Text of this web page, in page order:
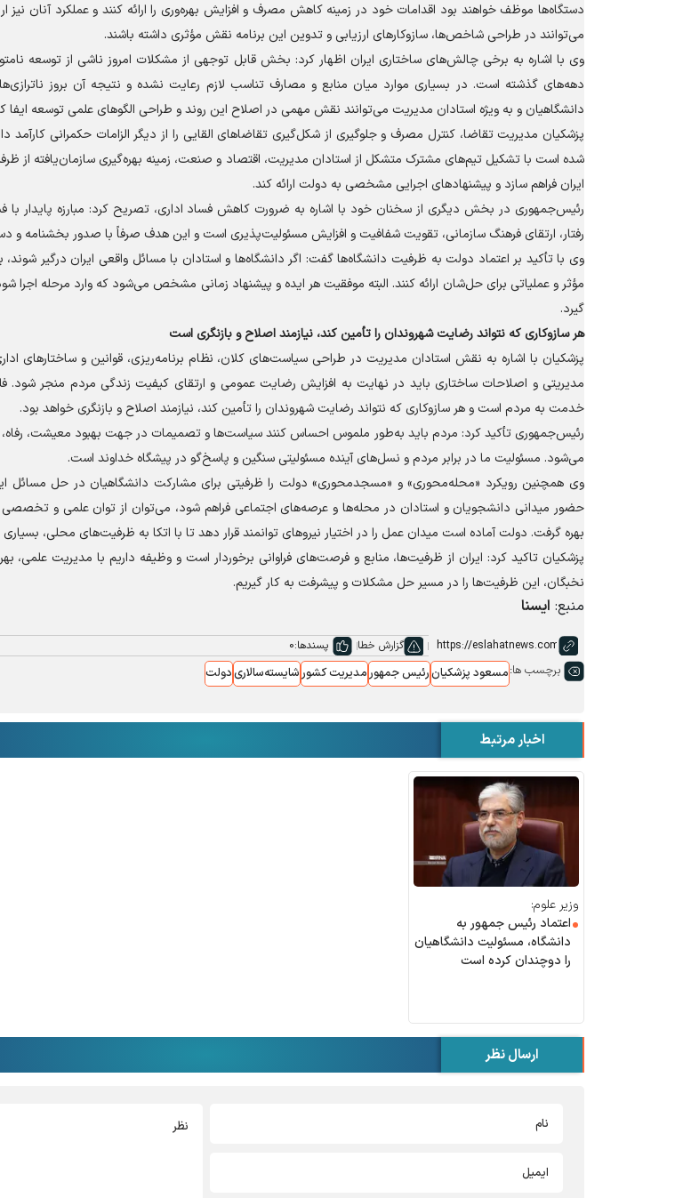
دستگاه‌ها موظف خواهند بود اقدامات خود در زمینه کاهش مصرف و افزایش بهره‌وری را ارائه کنند و عملکرد آنان نیز
می‌توانند در طراحی شاخص‌ها، سازوکار‌های ارزیابی و تدوین این برنامه نقش مؤثری داشته باشند.
وی با اشاره به برخی چالش‌های ساختاری ایران اظهار کرد: بخش قابل توجهی از مشکلات امروز ناشی از توسعه
دهه‌های گذشته است. در بسیاری موارد میان منابع و مصارف تناسب لازم رعایت نشده و نتیجه آن بروز
دانشگاهیان و به ویژه استادان مدیریت می‌توانند نقش مهمی در اصلاح این روند و طراحی الگو‌های علمی توسعه ایفا
پزشکیان مدیریت تقاضا، کنترل مصرف و جلوگیری از شکل‌گیری تقاضا‌های القایی را از دیگر الزامات حکمرانی کارآمد
شده است با تشکیل تیم‌های مشترک متشکل از استادان مدیریت، اقتصاد و صنعت، زمینه بهره‌گیری سازمان‌یافته از
ایران فراهم سازد و پیشنهاد‌های اجرایی مشخصی به دولت ارائه کند.
رئیس‌جمهوری در بخش دیگری از سخنان خود با اشاره به ضرورت کاهش فساد اداری، تصریح کرد: مبارزه پایدار با
رفتار، ارتقای فرهنگ سازمانی، تقویت شفافیت و افزایش مسئولیت‌پذیری است و این هدف صرفاً با صدور بخشنامه و
وی با تأکید بر اعتماد دولت به ظرفیت دانشگاه‌ها گفت: اگر دانشگاه‌ها و استادان با مسائل واقعی ایران درگیر
مؤثر و عملیاتی برای حل‌شان ارائه کنند. البته موفقیت هر ایده و پیشنهاد زمانی مشخص می‌شود که وارد مرحله اجرا
گیرد.
هر سازوکاری که نتواند رضایت شهروندان را تأمین کند، نیازمند اصلاح و بازنگری است
پزشکیان با اشاره به نقش استادان مدیریت در طراحی سیاست‌های کلان، نظام برنامه‌ریزی، قوانین و ساختار‌های
مدیریتی و اصلاحات ساختاری باید در نهایت به افزایش رضایت عمومی و ارتقای کیفیت زندگی مردم منجر شود.
خدمت به مردم است و هر سازوکاری که نتواند رضایت شهروندان را تأمین کند، نیازمند اصلاح و بازنگری خواهد بود.
رئیس‌جمهوری تأکید کرد: مردم باید به‌طور ملموس احساس کنند سیاست‌ها و تصمیمات در جهت بهبود معیشت، رفاه،
می‌شود. مسئولیت ما در برابر مردم و نسل‌های آینده مسئولیتی سنگین و پاسخ‌گو در پیشگاه خداوند است.
وی همچنین رویکرد «محله‌محوری» و «مسجدمحوری» دولت را ظرفیتی برای مشارکت دانشگاهیان در حل مسائل
حضور میدانی دانشجویان و استادان در محله‌ها و عرصه‌های اجتماعی فراهم شود، می‌توان از توان علمی و
بهره گرفت. دولت آماده است میدان عمل را در اختیار نیرو‌های توانمند قرار دهد تا با اتکا به ظرفیت‌های محلی،
پزشکیان تاکید کرد: ایران از ظرفیت‌ها، منابع و فرصت‌های فراوانی برخوردار است و وظیفه داریم با مدیریت علمی،
نخبگان، این ظرفیت‌ها را در مسیر حل مشکلات و پیشرفت به کار گیریم.
منبع: ایسنا
گزارش خطا پسندها:0
برچسب ها:مسعود پزشکیانرئیس جمهورمدیریت کشورشایسته‌سالاریدولت
اخبار مرتبط
وزیر علوم:
اعتماد رئیس جمهور به
دانشگاه، مسئولیت دانشگاهیان
را دوچندان کرده است
ارسال نظر